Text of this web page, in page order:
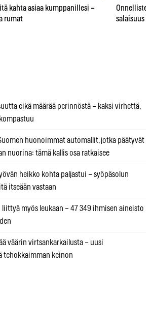
kahta asiaa kumppanillesi –
rumat
Onnellisten
salaisuus –
eikä määrää perinnöstä – kaksi virhettä,
huonoimmat automallit, jotka päätyvät
nuorina: tämä kallis osa ratkaisee
heikko kohta paljastui – syöpäsolun
itseään vastaan
myös leukaan – 47 349 ihmisen aineisto
väärin virtsankarkailusta – uusi
tehokkaimman keinon